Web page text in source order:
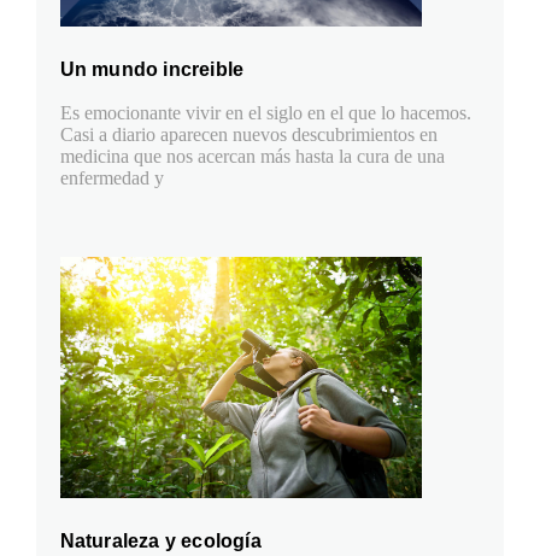
Un mundo increible
Es emocionante vivir en el siglo en el que lo hacemos.
Casi a diario aparecen nuevos descubrimientos en
medicina que nos acercan más hasta la cura de una
enfermedad y
Naturaleza y ecología